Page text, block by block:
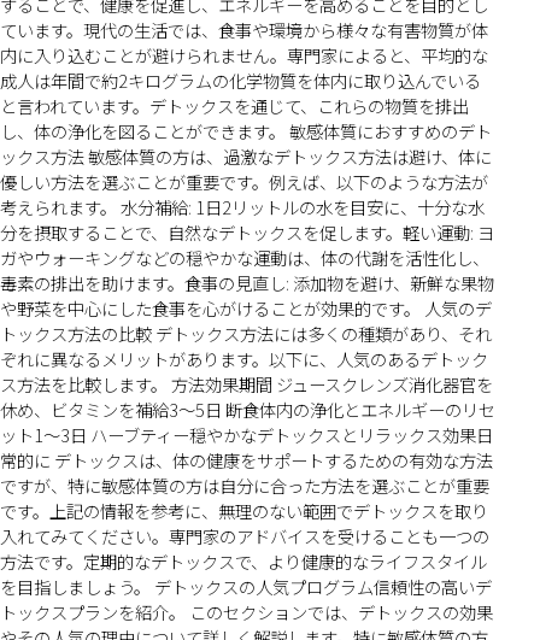
ています。現代の生活では、食事や環境から様々な有害物質が体
内に入り込むことが避けられません。専門家によると、平均的な
成人は年間で約2キログラムの化学物質を体内に取り込んでいる
と言われています。デトックスを通じて、これらの物質を排出
し、体の浄化を図ることができます。 敏感体質におすすめのデト
ックス方法 敏感体質の方は、過激なデトックス方法は避け、体に
優しい方法を選ぶことが重要です。例えば、以下のような方法が
考えられます。 水分補給: 1日2リットルの水を目安に、十分な水
分を摂取することで、自然なデトックスを促します。軽い運動: ヨ
ガやウォーキングなどの穏やかな運動は、体の代謝を活性化し、
毒素の排出を助けます。食事の見直し: 添加物を避け、新鮮な果物
や野菜を中心にした食事を心がけることが効果的です。 人気のデ
トックス方法の比較 デトックス方法には多くの種類があり、それ
ぞれに異なるメリットがあります。以下に、人気のあるデトック
ス方法を比較します。 方法効果期間 ジュースクレンズ消化器官を
休め、ビタミンを補給3〜5日 断食体内の浄化とエネルギーのリセ
ット1〜3日 ハーブティー穏やかなデトックスとリラックス効果日
常的に デトックスは、体の健康をサポートするための有効な方法
ですが、特に敏感体質の方は自分に合った方法を選ぶことが重要
です。上記の情報を参考に、無理のない範囲でデトックスを取り
入れてみてください。専門家のアドバイスを受けることも一つの
方法です。定期的なデトックスで、より健康的なライフスタイル
を目指しましょう。 デトックスの人気プログラム信頼性の高いデ
トックスプランを紹介。 このセクションでは、デトックスの効果